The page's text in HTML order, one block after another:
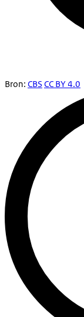
Bron: CBS CC BY 4.0